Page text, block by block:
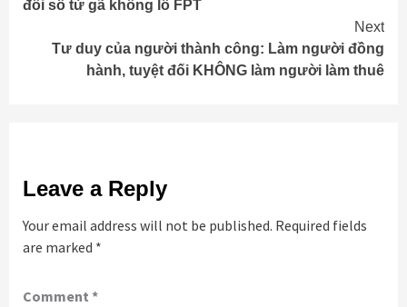
đổi số từ gã khổng lồ FPT
Next
Tư duy của người thành công: Làm người đồng
hành, tuyệt đối KHÔNG làm người làm thuê
Leave a Reply
Your email address will not be published. Required fields
are marked *
Comment *